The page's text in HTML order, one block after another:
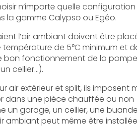
n’importe quelle
la gamme Calypso ou Egéo.
l’air ambiant doivent être
température de 5°C minimum et
bon fonctionnement de la
cellier…).
air extérieur et split, ils
dans une pièce chauffée ou non
un garage, un cellier, une
ambiant peut même être